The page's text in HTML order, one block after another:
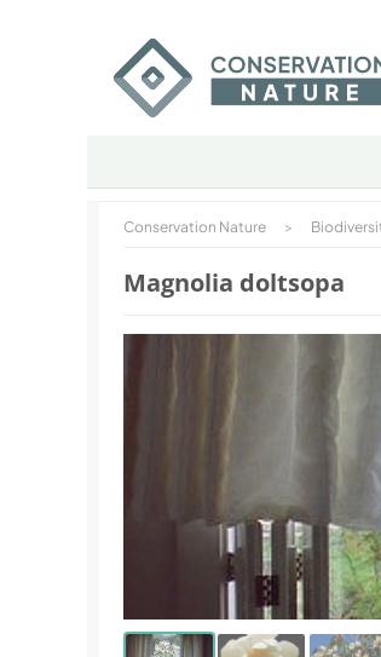
Conservation Nature >
Magnolia doltsopa